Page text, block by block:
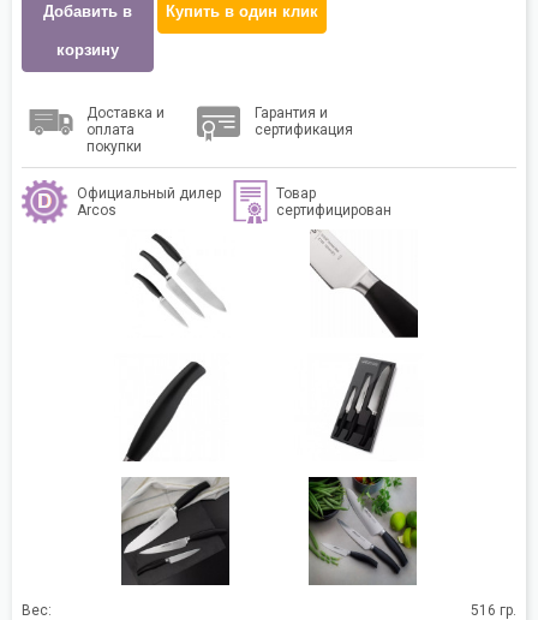
Добавить в
корзину
Купить в один клик
Доставка и
оплата
покупки
Гарантия и
сертификация
Официальный дилер
Arcos
Товар
сертифицирован
Вес:
516 гр.